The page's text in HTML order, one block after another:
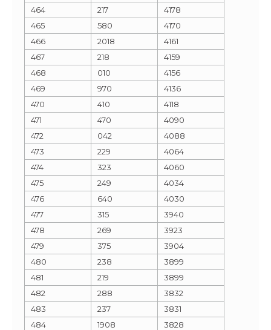
464
217
4178
465
580
4170
466
2018
4161
467
218
4159
468
010
4156
469
970
4136
470
410
4118
471
470
4090
472
042
4088
473
229
4064
474
323
4060
475
249
4034
476
640
4030
477
315
3940
478
269
3923
479
375
3904
480
238
3899
481
219
3899
482
288
3832
483
237
3831
484
1908
3828